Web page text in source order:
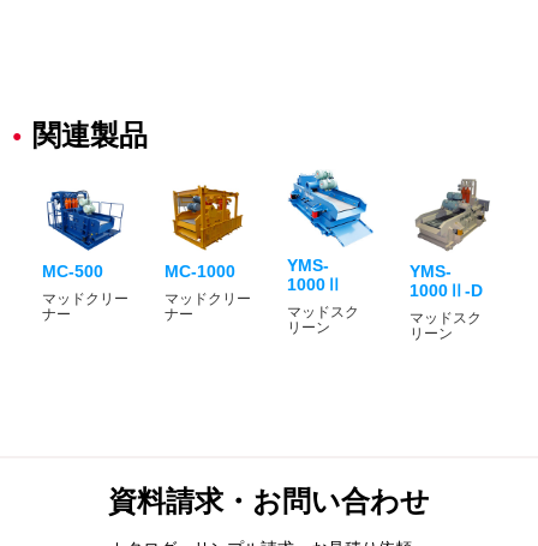
関連製品
MC-500
マッドクリー
ナー
MC-1000
マッドクリー
ナー
YMS-
1000Ⅱ
マッドスク
リーン
YMS-
1000Ⅱ-D
マッドスク
リーン
資料請求・お問い合わせ